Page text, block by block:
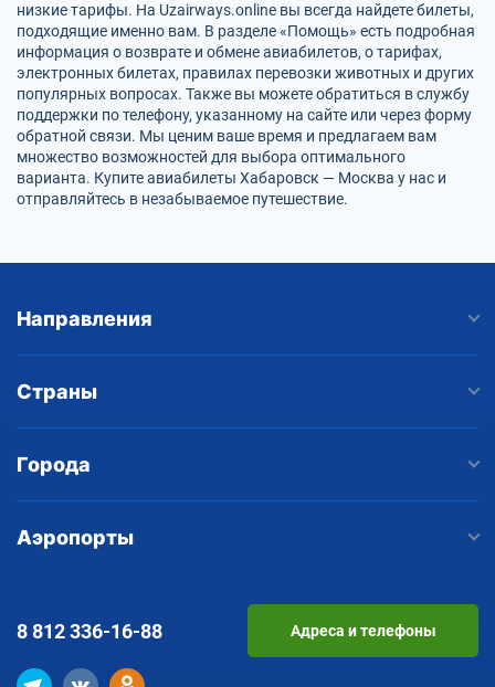
низкие тарифы. На Uzairways.online вы всегда найдете билеты,
подходящие именно вам. В разделе «Помощь» есть подробная
информация о возврате и обмене авиабилетов, о тарифах,
электронных билетах, правилах перевозки животных и других
популярных вопросах. Также вы можете обратиться в службу
поддержки по телефону, указанному на сайте или через форму
обратной связи. Мы ценим ваше время и предлагаем вам
множество возможностей для выбора оптимального
варианта. Купите авиабилеты Хабаровск — Москва у нас и
отправляйтесь в незабываемое путешествие.
Направления
Страны
Города
Аэропорты
8 812336-16-88 Адреса и телефоны